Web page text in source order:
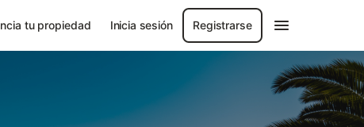
tu propiedad Inicia sesión Registrarse